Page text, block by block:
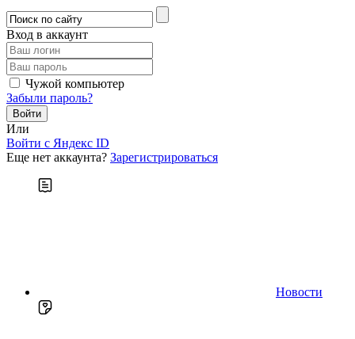
Вход в аккаунт
Чужой компьютер
Забыли пароль?
Или
Войти c Яндекс ID
Еще нет аккаунта? Зарегистрироваться
Новости